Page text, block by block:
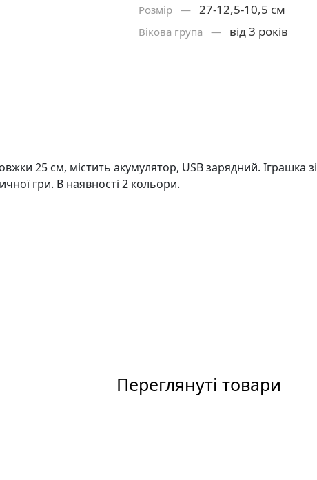
Розмiр — 27-12,5-10,5 см
Вікова група — від 3 років
25 см, містить акумулятор, USB зарядний. Іграшка зі
гри. В наявності 2 кольори.
Переглянуті товари